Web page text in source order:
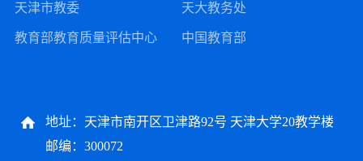
天津市教委 天大教务处
教育部教育质量评估中心 中国教育部
地址：天津市南开区卫津路92号 天津大学20教学楼
邮编：300072